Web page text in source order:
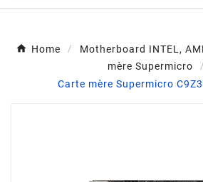
Home Motherboard INTEL,
mère Supermicro
Carte mère Supermicro